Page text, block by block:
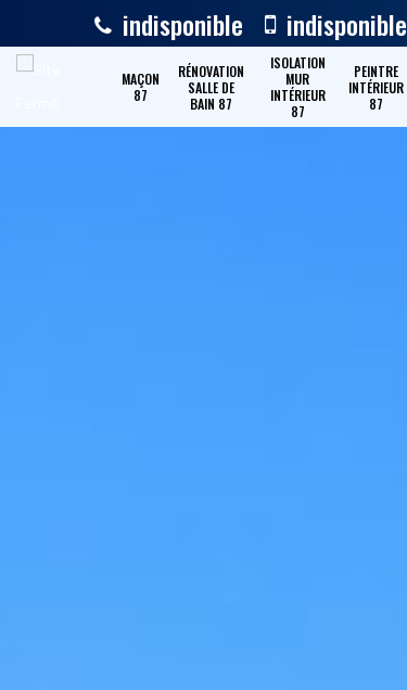
indisponible indisponible
MAÇON
87
RÉNOVATION
SALLE DE
BAIN 87
ISOLATION
MUR
INTÉRIEUR
87
PEINTRE
INTÉRIEUR
87